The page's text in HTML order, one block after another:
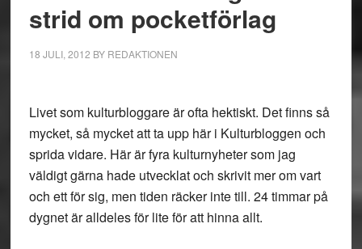
strid om pocketförlag
18 JULI, 2012 BY REDAKTIONEN
Livet som kulturbloggare är ofta hektiskt. Det finns så
mycket, så mycket att ta upp här i Kulturbloggen och
sprida vidare. Här är fyra kulturnyheter som jag
väldigt gärna hade utvecklat och skrivit mer om vart
och ett för sig, men tiden räcker inte till. 24 timmar på
dygnet är alldeles för lite för att hinna allt.